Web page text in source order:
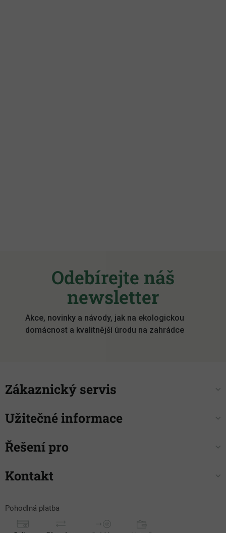
Odebírejte náš
newsletter
Akce, novinky a návody, jak na ekologickou
domácnost a kvalitnější úrodu na zahrádce
Zákaznický servis
Užitečné informace
Řešení pro
Kontakt
Pohodlná platba